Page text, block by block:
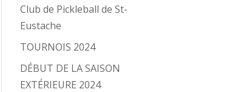
Club de Pickleball de St-
Eustache
TOURNOIS 2024
DÉBUT DE LA SAISON
EXTÉRIEURE 2024